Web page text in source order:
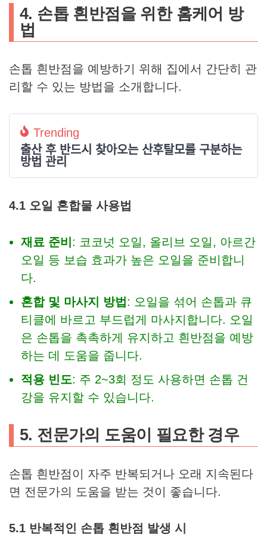
4. 손톱 흰반점을 위한 홈케어 방
법
손톱 흰반점을 예방하기 위해 집에서 간단히 관
리할 수 있는 방법을 소개합니다.
Trending
출산 후 반드시 찾아오는 산후탈모를 구분하는
방법 관리
4.1 오일 혼합물 사용법
재료 준비 : 코코넛 오일, 올리브 오일, 아르간
오일 등 보습 효과가 높은 오일을 준비합니
다.
혼합 및 마사지 방법 : 오일을 섞어 손톱과 큐
티클에 바르고 부드럽게 마사지합니다. 오일
은 손톱을 촉촉하게 유지하고 흰반점을 예방
하는 데 도움을 줍니다.
적용 빈도: 주 2~3회 정도 사용하면 손톱 건
강을 유지할 수 있습니다.
5. 전문가의 도움이 필요한 경우
손톱 흰반점이 자주 반복되거나 오래 지속된다
면 전문가의 도움을 받는 것이 좋습니다.
5.1 반복적인 손톱 흰반점 발생 시